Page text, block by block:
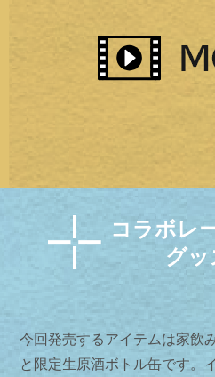
コラボレ
グ
今回発売するアイテムは家飲
と限定生原酒ボトル缶です。